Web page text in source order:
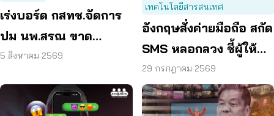
เร่งบอร์ด กสทช.จัดการ
ปม นพ.สรณ ขาด
คุณสมบัติ ตามมติ
5 สิงหาคม 2569
เทคโนโลยีสารสนเทศ
อังกฤษสั่งค่ายมือถือ สกัด
SMS หลอกลวง ชี้ผู้ให้
บริการต้องร่วมรับผิด
29 กรกฎาคม 2569